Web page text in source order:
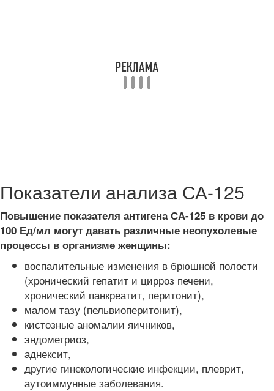
Показатели анализа СА-125
Повышение показателя антигена СА-125 в крови до
100 Ед/мл могут давать различные неопухолевые
процессы в организме женщины:
воспалительные изменения в брюшной полости
(хронический гепатит и цирроз печени,
хронический панкреатит, перитонит),
малом тазу (пельвиоперитонит),
кистозные аномалии яичников,
эндометриоз,
аднексит,
другие гинекологические инфекции, плеврит,
аутоиммунные заболевания.